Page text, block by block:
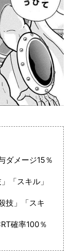
ダメージ15％
「スキル」
技」「スキ
確率100％